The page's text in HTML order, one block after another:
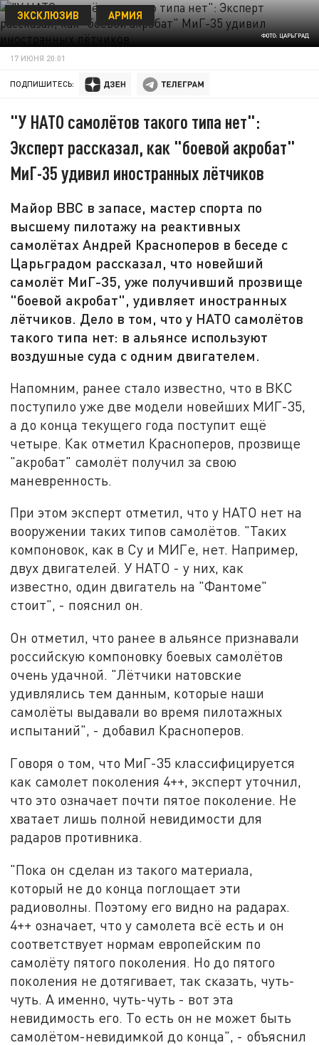
ФОТО: ЦАРЬГРАД
ЭКСКЛЮЗИВ АРМИЯ
17 ИЮНЯ 20:01
ПОДПИШИТЕСЬ:
"У НАТО самолётов такого типа нет":
Эксперт рассказал, как "боевой акробат"
МиГ-35 удивил иностранных лётчиков
Майор ВВС в запасе, мастер спорта по
высшему пилотажу на реактивных
самолётах Андрей Красноперов в беседе с
Царьградом рассказал, что новейший
самолёт МиГ-35, уже получивший прозвище
"боевой акробат", удивляет иностранных
лётчиков. Дело в том, что у НАТО самолётов
такого типа нет: в альянсе используют
воздушные суда с одним двигателем.
Напомним, ранее стало известно, что в ВКС
поступило уже две модели новейших МИГ-35,
а до конца текущего года поступит ещё
четыре. Как отметил Красноперов, прозвище
"акробат" самолёт получил за свою
маневренность.
При этом эксперт отметил, что у НАТО нет на
вооружении таких типов самолётов. "Таких
компоновок, как в Су и МИГе, нет. Например,
двух двигателей. У НАТО - у них, как
известно, один двигатель на "Фантоме"
стоит", - пояснил он.
Он отметил, что ранее в альянсе признавали
российскую компоновку боевых самолётов
очень удачной. "Лётчики натовские
удивлялись тем данным, которые наши
самолёты выдавали во время пилотажных
испытаний", - добавил Красноперов.
Говоря о том, что МиГ-35 классифицируется
как самолет поколения 4++, эксперт уточнил,
что это означает почти пятое поколение. Не
хватает лишь полной невидимости для
радаров противника.
"Пока он сделан из такого материала,
который не до конца поглощает эти
радиоволны. Поэтому его видно на радарах.
4++ означает, что у самолета всё есть и он
соответствует нормам европейским по
самолёту пятого поколения. Но до пятого
поколения не дотягивает, так сказать, чуть-
чуть. А именно, чуть-чуть - вот эта
невидимость его. То есть он не может быть
самолётом-невидимкой до конца", - объяснил